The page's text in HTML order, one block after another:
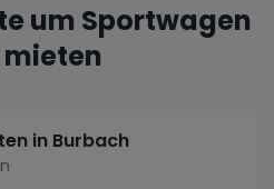
um Sportwagen
mieten
in Burbach